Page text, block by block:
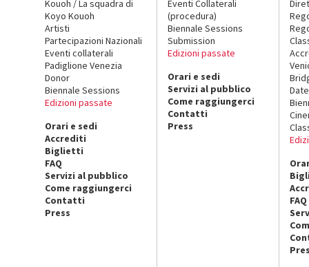
Kouoh / La squadra di
Koyo Kouoh
Artisti
Partecipazioni Nazionali
Eventi collaterali
Padiglione Venezia
Donor
Biennale Sessions
Edizioni passate
Orari e sedi
Accrediti
Biglietti
FAQ
Servizi al pubblico
Come raggiungerci
Contatti
Press
Eventi Collaterali
(procedura)
Biennale Sessions
Submission
Edizioni passate
Orari e sedi
Servizi al pubblico
Come raggiungerci
Contatti
Press
FAQ